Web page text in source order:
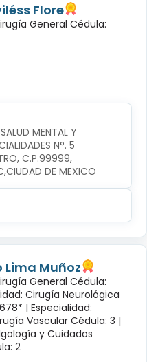
Flore
General Cédula:
MENTAL Y
N°. 5
C.P.99999,
DE MEXICO
Lima Muñoz
General Cédula:
Cirugía Neurológica
| Especialidad:
Vascular Cédula: 3 |
y Cuidados
2